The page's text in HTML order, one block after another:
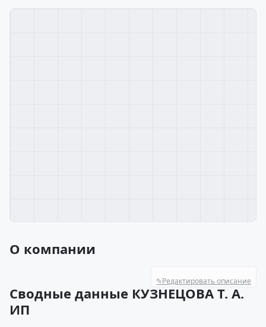
О компании
✎Редактировать описание
Сводные данные КУЗНЕЦОВА Т. А.
ИП